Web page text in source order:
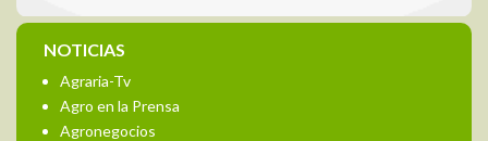
NOTICIAS
Agraria-Tv
Agro en la Prensa
Agronegocios